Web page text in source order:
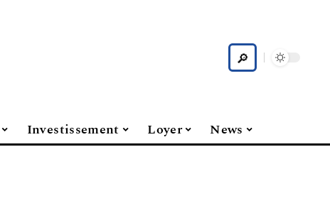
Investissement Loyer News